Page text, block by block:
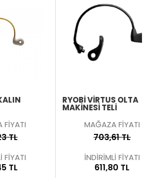
RYOBI VIRTUS OLTA
MAKINESI TELI
MAĞAZA FİYATI
703,61 TL
İNDİRİMLİ FİYATI
611,80 TL